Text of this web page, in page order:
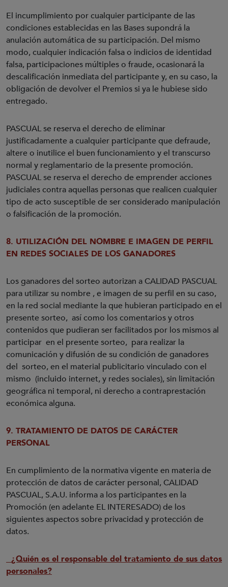
El incumplimiento por cualquier participante de las
condiciones establecidas en las Bases supondrá la
anulación automática de su participación. Del mismo
modo, cualquier indicación falsa o indicios de identidad
falsa, participaciones múltiples o fraude, ocasionará la
descalificación inmediata del participante y, en su caso, la
obligación de devolver el Premios si ya le hubiese sido
entregado.
PASCUAL se reserva el derecho de eliminar
justificadamente a cualquier participante que defraude,
altere o inutilice el buen funcionamiento y el transcurso
normal y reglamentario de la presente promoción.
PASCUAL se reserva el derecho de emprender acciones
judiciales contra aquellas personas que realicen cualquier
tipo de acto susceptible de ser considerado manipulación
o falsificación de la promoción.
8. UTILIZACIÓN DEL NOMBRE E IMAGEN DE PERFIL
EN REDES SOCIALES DE LOS GANADORES
Los ganadores del sorteo autorizan a CALIDAD PASCUAL
para utilizar su nombre , e imagen de su perfil en su caso,
en la red social mediante la que hubieran participado en el
presente sorteo, así como los comentarios y otros
contenidos que pudieran ser facilitados por los mismos al
participar en el presente sorteo, para realizar la
comunicación y difusión de su condición de ganadores
del sorteo, en el material publicitario vinculado con el
mismo (incluido internet, y redes sociales), sin limitación
geográfica ni temporal, ni derecho a contraprestación
económica alguna.
9. TRATAMIENTO DE DATOS DE CARÁCTER
PERSONAL
En cumplimiento de la normativa vigente en materia de
protección de datos de carácter personal, CALIDAD
PASCUAL, S.A.U. informa a los participantes en la
Promoción (en adelante EL INTERESADO) de los
siguientes aspectos sobre privacidad y protección de
datos.
¿Quién es el responsable del tratamiento de sus datos
personales?